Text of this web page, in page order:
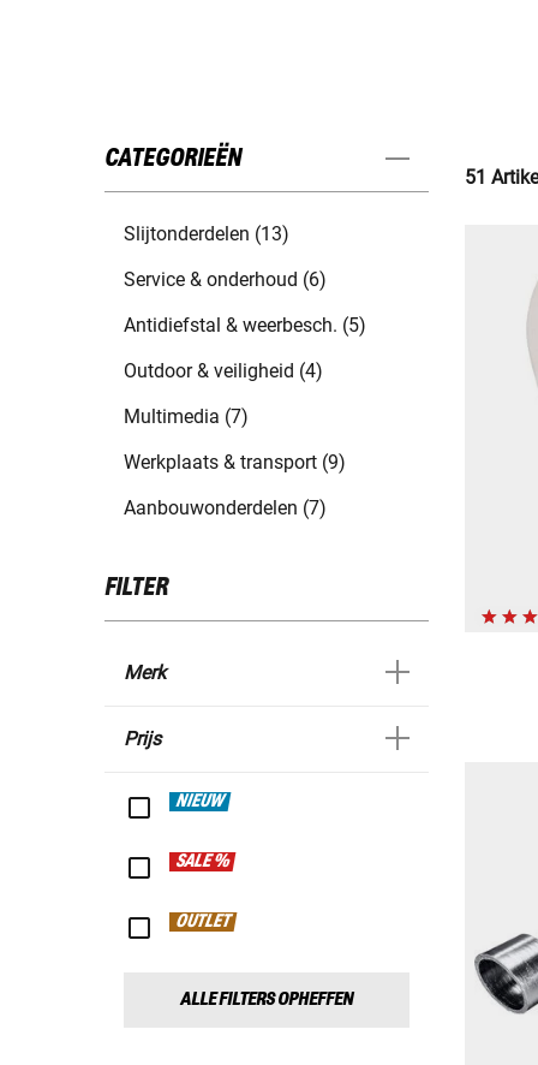
CATEGORIEËN
Slijtonderdelen (13)
Service & onderhoud (6)
Antidiefstal & weerbesch. (5)
Outdoor & veiligheid (4)
Multimedia (7)
Werkplaats & transport (9)
Aanbouwonderdelen (7)
FILTER
Merk
Prijs
NIEUW
SALE %
OUTLET
ALLE FILTERS OPHEFFEN
51